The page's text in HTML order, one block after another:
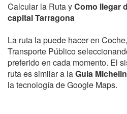
Calcular la Ruta yComo llegar
capital Tarragona
La ruta la puede hacer en
Transporte Público
preferido en cada momento. El
ruta es similar a laGuia Michelin
la tecnología de Google Maps.